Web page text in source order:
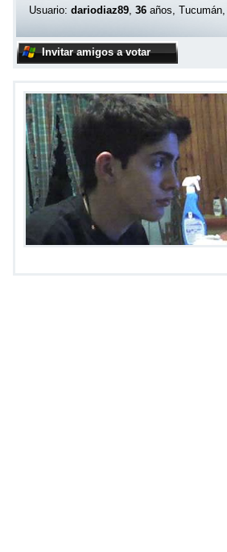
Usuario: dariodiaz89, 36 años, Tucumán,
Invitar amigos a votar